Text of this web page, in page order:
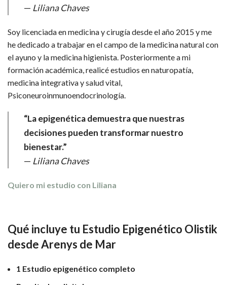
— Liliana Chaves
Soy licenciada en medicina y cirugía desde el año 2015 y me
he dedicado a trabajar en el campo de la medicina natural con
el ayuno y la medicina higienista. Posteriormente a mi
formación académica, realicé estudios en naturopatía,
medicina integrativa y salud vital,
Psiconeuroinmunoendocrinología.
“La epigenética demuestra que nuestras
decisiones pueden transformar nuestro
bienestar.”
— Liliana Chaves
Quiero mi estudio con Liliana
Qué incluye tu Estudio Epigenético Olistik
desde Arenys de Mar
1 Estudio epigenético completo